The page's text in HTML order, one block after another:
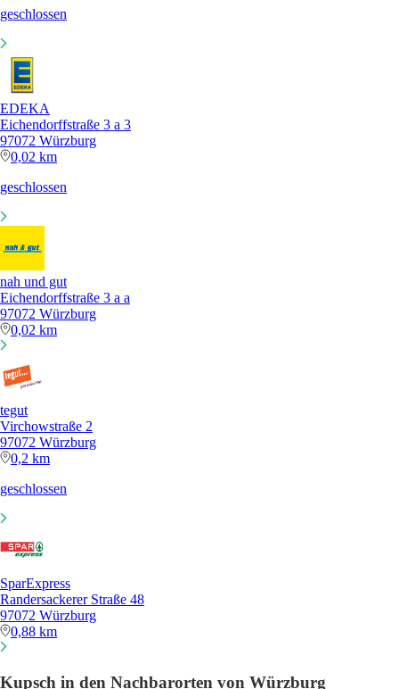
geschlossen
EDEKA
Eichendorffstraße 3 a 3
97072 Würzburg
0,02 km
geschlossen
nah und gut
Eichendorffstraße 3 a a
97072 Würzburg
0,02 km
tegut
Virchowstraße 2
97072 Würzburg
0,2 km
geschlossen
SparExpress
Randersackerer Straße 48
97072 Würzburg
0,88 km
Kupsch in den Nachbarorten von Würzburg